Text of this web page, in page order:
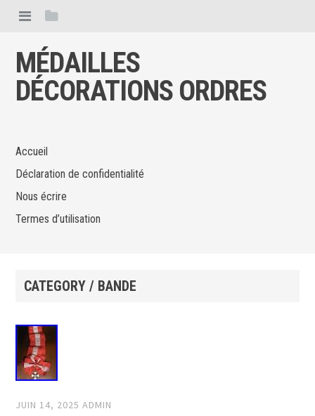
MÉDAILLES
DÉCORATIONS ORDRES
Accueil
Déclaration de confidentialité
Nous écrire
Termes d’utilisation
CATEGORY / BANDE
JUIN 14, 2025 ADMIN